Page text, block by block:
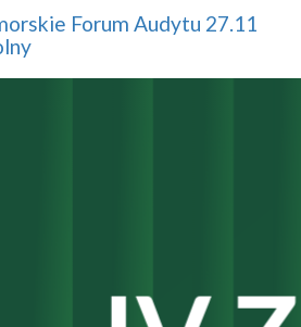
Forum Audytu 27.11